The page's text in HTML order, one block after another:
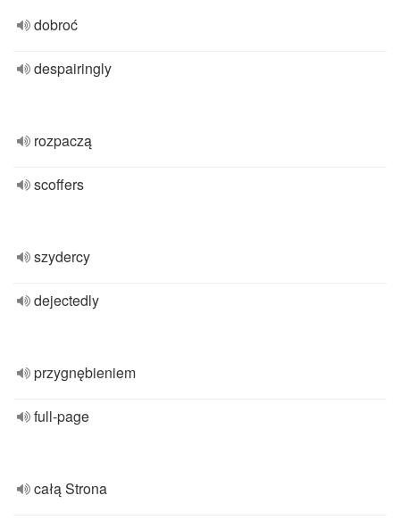
dobroć
despairingly
rozpaczą
scoffers
szydercy
dejectedly
przygnębieniem
full-page
całą Strona